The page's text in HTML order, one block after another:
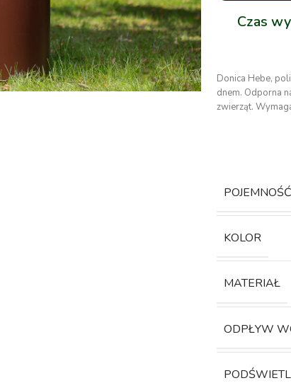
Czas
Donica Hebe,
dnem. Odporna
zwierząt.
POJEMNOŚĆ
KOLOR
MATERIAŁ
ODPŁYW